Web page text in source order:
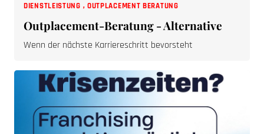
DIENSTLEISTUNG , OUTPLACEMENT BERATUNG
Outplacement-Beratung - Alternative
Wenn der nächste Karriereschritt bevorsteht